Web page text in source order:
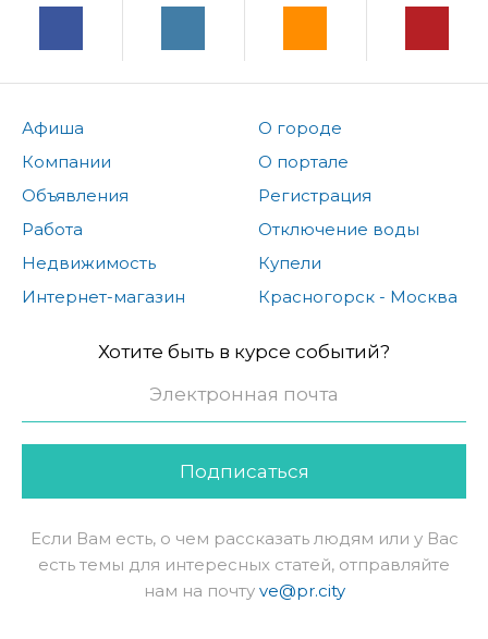
Афиша
Компании
Объявления
Работа
Недвижимость
Интернет-магазин
О городе
О портале
Регистрация
Отключение воды
Купели
Красногорск - Москва
Хотите быть в курсе событий?
Подписаться
Если Вам есть, о чем рассказать людям или у Вас
есть темы для интересных статей, отправляйте
нам на почту ve@pr.city